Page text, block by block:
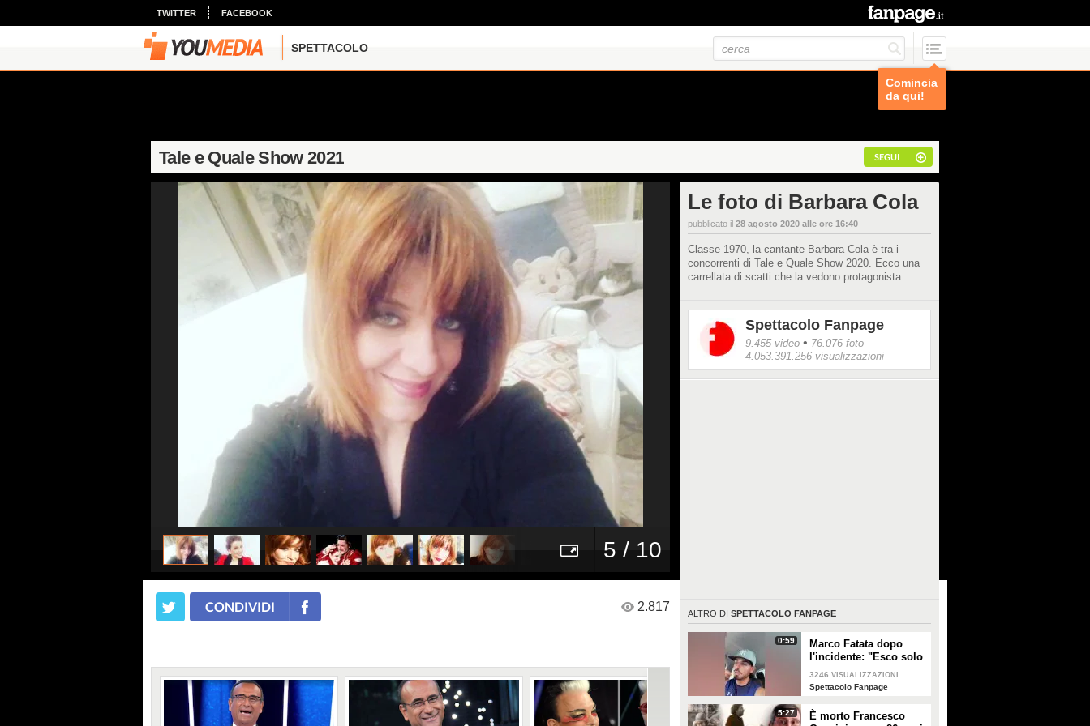
TWITTER FACEBOOK
SPETTACOLO
Comincia
da qui!
Tale e Quale Show 2021 SEGUI
5 / 10
Le foto di Barbara Cola
pubblicato il 28 agosto 2020 alle ore 16:40
Classe 1970, la cantante Barbara Cola è tra i
concorrenti di Tale e Quale Show 2020. Ecco una
carrellata di scatti che la vedono protagonista.
Spettacolo Fanpage
9.455 video • 76.076 foto
4.053.391.256 visualizzazioni
ALTRO DI SPETTACOLO FANPAGE
0:59
Marco Fatata dopo
l'incidente: "Esco solo
di sera, i primi tempi
non riuscivo a
3246 VISUALIZZAZIONI
Spettacolo Fanpage
5:27
È morto Francesco
CONDIVIDI 2.817